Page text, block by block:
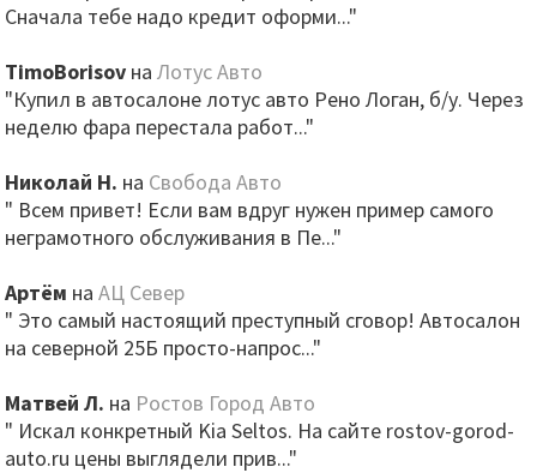
Сначала тебе надо кредит оформи..."
TimoBorisov наЛотус Авто
"Купил в автосалоне лотус авто Рено Логан, б/у. Через
неделю фара перестала работ..."
Николай Н. на Свобода Авто
" Всем привет! Если вам вдруг нужен пример самого
неграмотного обслуживания в Пе..."
Артём наАЦ Север
" Это самый настоящий преступный сговор! Автосалон
на северной 25Б просто-напрос..."
Матвей Л. на Ростов Город Авто
" Искал конкретный Kia Seltos. На сайте rostov-gorod-
auto.ru цены выглядели прив..."